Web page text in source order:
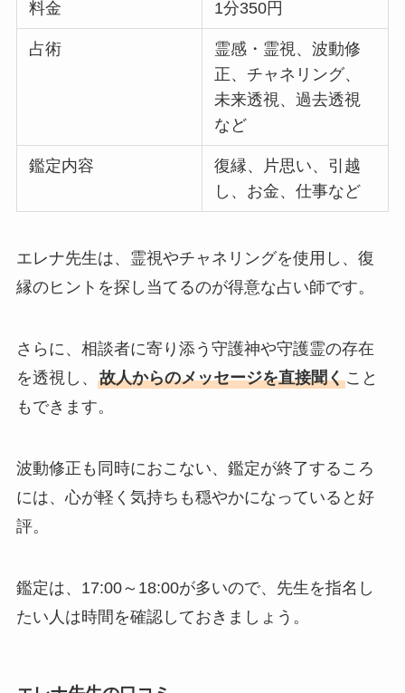
料金 1分350円
占術
霊感・霊視、波動修
正、チャネリング、
未来透視、過去透視
など
鑑定内容
復縁、片思い、引越
し、お金、仕事など
エレナ先生は、霊視やチャネリングを使用し、復
縁のヒントを探し当てるのが得意な占い師です。
さらに、相談者に寄り添う守護神や守護霊の存在
を透視し、 故人からのメッセージを直接聞くこと
もできます。
波動修正も同時におこない、鑑定が終了するころ
には、心が軽く気持ちも穏やかになっていると好
評。
鑑定は、17:00～18:00が多いので、先生を指名し
たい人は時間を確認しておきましょう。